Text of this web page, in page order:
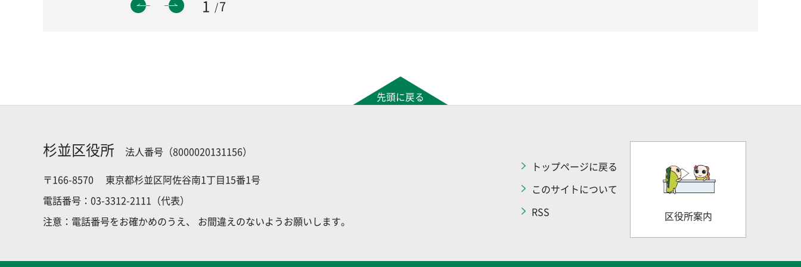
1 7
先頭に戻る
杉並区役所
法人番号（8000020131156）
〒166-8570
東京都杉並区阿佐谷南1丁目15番1号
電話番号：03-3312-2111（代表）
注意：電話番号をお確かめのうえ、
お間違えのないようお願いします。
トップページに戻る
このサイトについて
RSS
区役所案内